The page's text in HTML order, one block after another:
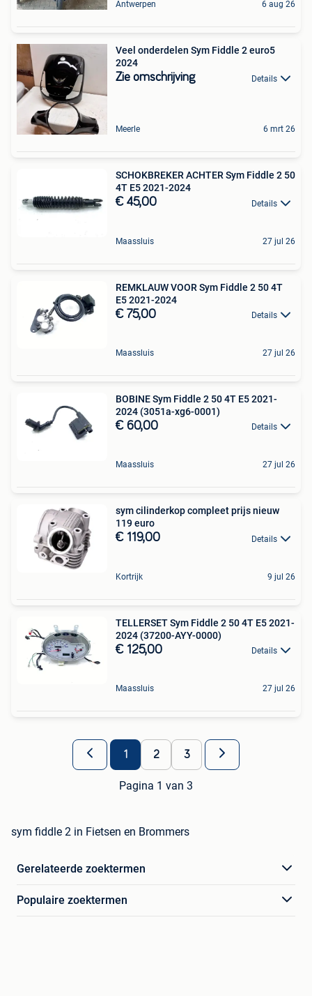
Antwerpen 6 aug 26
Veel onderdelen Sym Fiddle 2 euro5
2024
Zie omschrijving Details
Meerle 6 mrt 26
SCHOKBREKER ACHTER Sym Fiddle 2 50
4T E5 2021-2024
€ 45,00 Details
Maassluis 27 jul 26
REMKLAUW VOOR Sym Fiddle 2 50 4T
E5 2021-2024
€ 75,00 Details
Maassluis 27 jul 26
BOBINE Sym Fiddle 2 50 4T E5 2021-
2024 (3051a-xg6-0001)
€ 60,00 Details
Maassluis 27 jul 26
sym cilinderkop compleet prijs nieuw
119 euro
€ 119,00 Details
Kortrijk 9 jul 26
TELLERSET Sym Fiddle 2 50 4T E5 2021-
2024 (37200-AYY-0000)
€ 125,00 Details
Maassluis 27 jul 26
1 2 3
Pagina 1 van 3
sym fiddle 2 in Fietsen en Brommers
Gerelateerde zoektermen
Populaire zoektermen